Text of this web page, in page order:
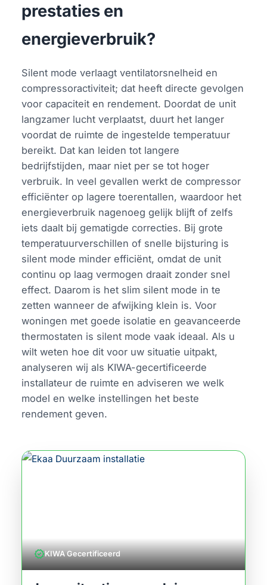
prestaties en
energieverbruik?
Silent mode verlaagt ventilatorsnelheid en
compressoractiviteit; dat heeft directe gevolgen
voor capaciteit en rendement. Doordat de unit
langzamer lucht verplaatst, duurt het langer
voordat de ruimte de ingestelde temperatuur
bereikt. Dat kan leiden tot langere
bedrijfstijden, maar niet per se tot hoger
verbruik. In veel gevallen werkt de compressor
efficiënter op lagere toerentallen, waardoor het
energieverbruik nagenoeg gelijk blijft of zelfs
iets daalt bij gematigde correcties. Bij grote
temperatuurverschillen of snelle bijsturing is
silent mode minder efficiënt, omdat de unit
continu op laag vermogen draait zonder snel
effect. Daarom is het slim silent mode in te
zetten wanneer de afwijking klein is. Voor
woningen met goede isolatie en geavanceerde
thermostaten is silent mode vaak ideaal. Als u
wilt weten hoe dit voor uw situatie uitpakt,
analyseren wij als KIWA-gecertificeerde
installateur de ruimte en adviseren we welk
model en welke instellingen het beste
rendement geven.
verifiedKIWA Gecertificeerd